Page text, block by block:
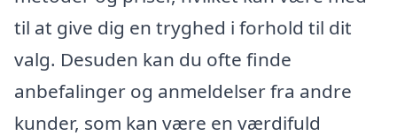
til at give dig en tryghed i forhold til dit
valg. Desuden kan du ofte finde
anbefalinger og anmeldelser fra andre
kunder, som kan være en værdifuld